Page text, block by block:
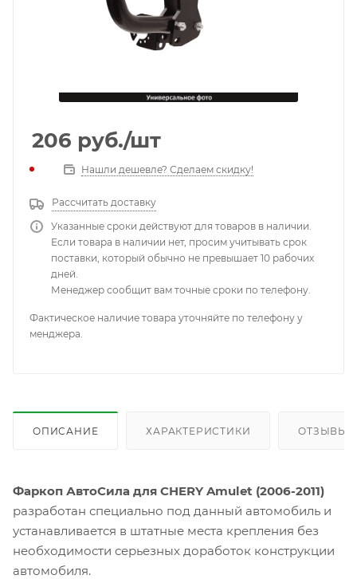
206 руб./шт
Нашли дешевле? Сделаем скидку!
Рассчитать доставку
Указанные сроки действуют для товаров в наличии.
Если товара в наличии нет, просим учитывать срок
поставки, который обычно не превышает 10 рабочих
дней.
Менеджер сообщит вам точные сроки по телефону.
Фактическое наличие товара уточняйте по телефону у
менджера.
ОПИСАНИЕ ХАРАКТЕРИСТИКИ ОТЗЫВЫ
Фаркоп АвтоСила для CHERY Amulet (2006-2011)
разработан специально под данный автомобиль и
устанавливается в штатные места крепления без
необходимости серьезных доработок конструкции
автомобиля.